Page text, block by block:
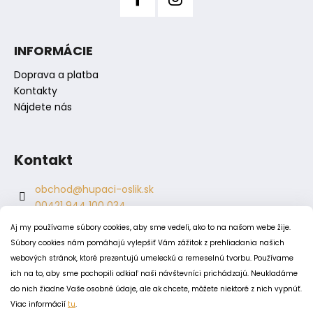
Aj my používame súbory cookies, aby sme vedeli, ako to na našom webe žije.
Súbory cookies nám pomáhajú vylepšiť Vám zážitok z prehliadania našich
webových stránok, ktoré prezentujú umeleckú a remeselnú tvorbu. Používame
ich na to, aby sme pochopili odkiaľ naši návštevníci prichádzajú. Neukladáme
do nich žiadne Vaše osobné údaje, ale ak chcete, môžete niektoré z nich vypnúť.
Viac informácií tu.
INFORMÁCIE
Doprava a platba
Kontakty
Nájdete nás
Kontakt
obchod@hupaci-oslik.sk
00421 944 100 034
00421 944 904 704
hupaci.oslik
dagmar.juricova
PODMIENKY